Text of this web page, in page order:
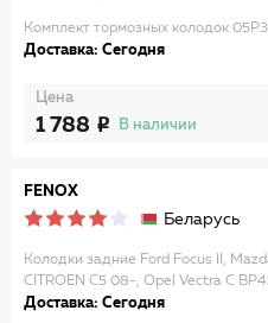
Комплект тормозных колодок
Доставка: Сегодня
Цена
1 788 В наличии
FENOX
Беларусь
Колодки задние Ford Focus II,
CITROEN C5 08-, Opel Vectra C
Доставка: Сегодня